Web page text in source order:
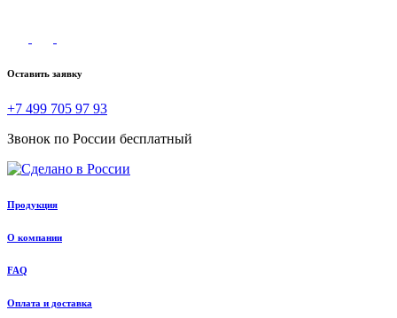
Оставить заявку
+7 499 705 97 93
Звонок по России бесплатный
Продукция
О компании
FAQ
Оплата и доставка